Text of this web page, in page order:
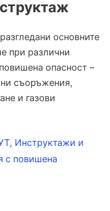
основните
при различни
опасност –
съоръжения,
и газови
, Инструктажи и
с повишена